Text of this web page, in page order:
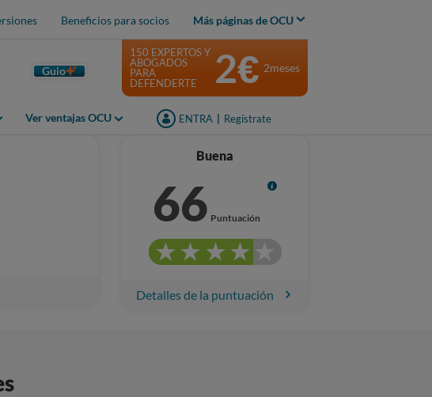
Beneficios para socios Más páginas de OCU
Guio
Ver ventajas OCU ENTRA Regístrate
150 EXPERTOS Y
ABOGADOS
PARA
DEFENDERTE
2€ 2meses
Buena
66 Puntuación
Info
Detalles de la puntuación